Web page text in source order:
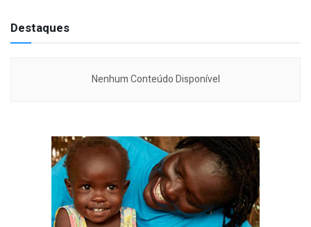
Destaques
Nenhum Conteúdo Disponível